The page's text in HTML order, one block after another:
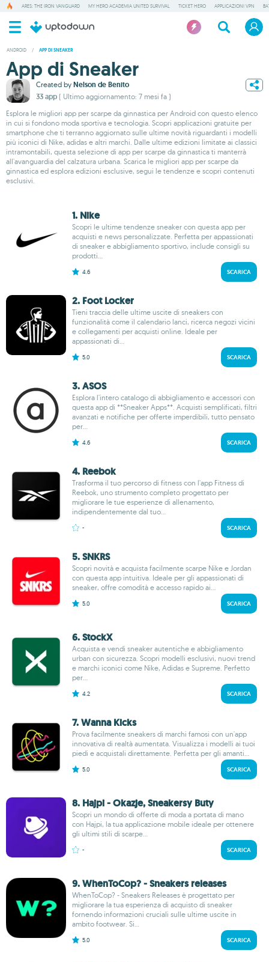
ARES: THE IRON VANGUARD MY HERO ACADEMIA UNITED SURVIVAL TICKET HERO APPLICAZIONI VPN
ANDROID / APP DI SNEAKER
App di Sneaker
Created by Nelson de Benito
33 app ( Ultimo aggiornamento: 7 mesi fa )
Esplora le migliori app per scarpe da ginnastica per Android con questo elenco
in cui si fondono moda sportiva e tecnologia. Scopri applicazioni gratuite per
smartphone che ti terranno aggiornato sulle ultime novità riguardanti i modelli
più iconici di Nike, adidas e altri marchi. Dalle ultime edizioni limitate ai classici
intramontabili, questa selezione di app per scarpe da ginnastica ti manterrà
all'avanguardia del calzatura urbana. Scarica le migliori app per scarpe da
ginnastica ed esplora edizioni esclusive, segui le tendenze e scopri contenuti
esclusivi.
1. Nike
Scopri le ultime tendenze sneaker con questa app per
acquisti e news personalizzate. Perfetta per appassionati
di sneaker e abbigliamento sportivo, include consigli su
prodotti...
4.6 SCARICA
2. Foot Locker
Tieni traccia delle ultime uscite di sneakers con
funzionalità come il calendario lanci, ricerca negozi vicini
e collegamenti per acquisti online. Ideale per
appassionati di...
5.0 SCARICA
3. ASOS
Esplora l'intero catalogo di abbigliamento e accessori con
questa app di **Sneaker Apps**. Acquisti semplificati, filtri
avanzati e notifiche per offerte imperdibili, tutto pensato
per...
4.6 SCARICA
4. Reebok
Trasforma il tuo percorso di fitness con l'app Fitness di
Reebok, uno strumento completo progettato per
migliorare le tue esperienze di allenamento,
indipendentemente dal tuo...
- SCARICA
5. SNKRS
Scopri novità e acquista facilmente scarpe Nike e Jordan
con questa app intuitiva. Ideale per gli appassionati di
sneaker, offre comodità e accesso rapido ai...
5.0 SCARICA
6. StockX
Acquista e vendi sneaker autentiche e abbigliamento
urban con sicurezza. Scopri modelli esclusivi, nuovi trend
e marchi iconici come Nike, Adidas e Supreme. Perfetto
per...
4.2 SCARICA
7. Wanna Kicks
Prova facilmente sneakers di marchi famosi con un'app
innovativa di realtà aumentata. Visualizza i modelli ai tuoi
piedi e acquistali direttamente. Perfetta per gli amanti...
5.0 SCARICA
8. Hajpi - Okazje, Sneakersy Buty
Scopri un mondo di offerte di moda a portata di mano
con Hajpi, la tua applicazione mobile ideale per ottenere
gli ultimi stili di scarpe...
- SCARICA
9. WhenToCop? - Sneakers releases
WhenToCop? - Sneakers Releases è progettato per
migliorare la tua esperienza di acquisto di sneaker
fornendo informazioni cruciali sulle ultime uscite in
ambito footwear. Si...
5.0 SCARICA